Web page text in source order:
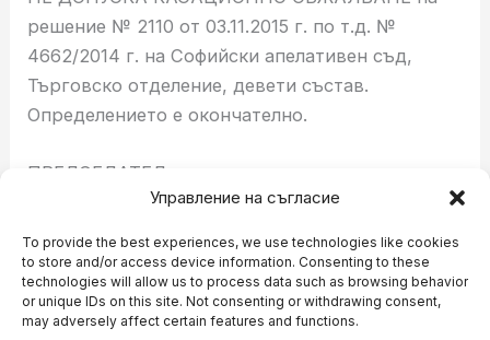
Управление на съгласие
To provide the best experiences, we use technologies like cookies
to store and/or access device information. Consenting to these
technologies will allow us to process data such as browsing behavior
or unique IDs on this site. Not consenting or withdrawing consent,
may adversely affect certain features and functions.
решение № 2110 от 03.11.2015 г. по т.д. №
4662/2014 г. на Софийски апелативен съд,
Търговско отделение, девети състав.
Определението е окончателно.
ПРЕДСЕДАТЕЛ:
PREVIOUS